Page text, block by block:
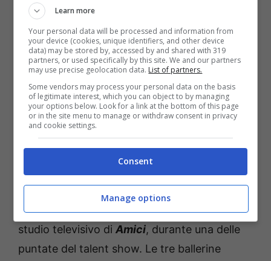
detto infatti il giovane, “Francesca è uno
spettacolo per me“. Ma cos’ha pensato
Raimondo Todaro(il marito della Tocca)?
La reazione di Todaro
Il filmato è stato appunto guardato nello
studio televisivo di Amici, durante una delle
puntate del talent show. Le tre ballerine
Learn more
Your personal data will be processed and information from
your device (cookies, unique identifiers, and other device
data) may be stored by, accessed by and shared with 319
partners, or used specifically by this site. We and our partners
may use precise geolocation data. List of partners.
Some vendors may process your personal data on the basis
of legitimate interest, which you can object to by managing
your options below. Look for a link at the bottom of this page
or in the site menu to manage or withdraw consent in privacy
and cookie settings.
Consent
Manage options